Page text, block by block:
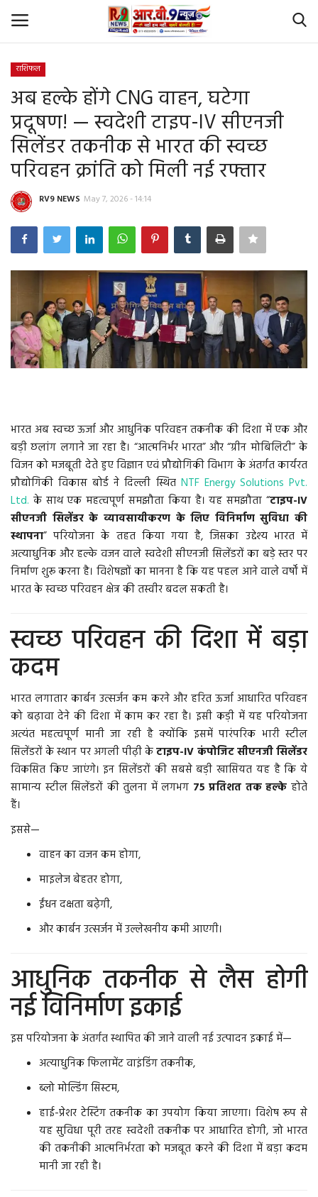
Login
Home
Id Card Verification
About Us
Contact
YouTube
राष्‍ट्रीय
वीडियो
राजनीति
मौसम समाचार
दिल्ली
उत्तर प्रदेश
व्यापार/रोजगार
महाराष्ट्र
More
बिहार
संस्कृति, धर्म और आस्था
राशिफल
राशिफल
अब हल्के होंगे CNG वाहन, घटेगा
प्रदूषण! — स्वदेशी टाइप-IV सीएनजी
सिलेंडर तकनीक से भारत की स्वच्छ
परिवहन क्रांति को मिली नई रफ्तार
RV9 NEWS May 7, 2026 - 14:14
भारत अब स्वच्छ ऊर्जा और आधुनिक परिवहन तकनीक की दिशा में एक और
बड़ी छलांग लगाने जा रहा है। “आत्मनिर्भर भारत” और “ग्रीन मोबिलिटी” के
विजन को मजबूती देते हुए विज्ञान एवं प्रौद्योगिकी विभाग के अंतर्गत कार्यरत
प्रौद्योगिकी विकास बोर्ड ने दिल्ली स्थित NTF Energy Solutions Pvt.
Ltd. के साथ एक महत्वपूर्ण समझौता किया है। यह समझौता “टाइप-IV
सीएनजी सिलेंडर के व्यावसायीकरण के लिए विनिर्माण सुविधा की
स्थापना” परियोजना के तहत किया गया है, जिसका उद्देश्य भारत में
अत्याधुनिक और हल्के वजन वाले स्वदेशी सीएनजी सिलेंडरों का बड़े स्तर पर
निर्माण शुरू करना है। विशेषज्ञों का मानना है कि यह पहल आने वाले वर्षों में
भारत के स्वच्छ परिवहन क्षेत्र की तस्वीर बदल सकती है।
स्वच्छ परिवहन की दिशा में बड़ा
कदम
भारत लगातार कार्बन उत्सर्जन कम करने और हरित ऊर्जा आधारित परिवहन
को बढ़ावा देने की दिशा में काम कर रहा है। इसी कड़ी में यह परियोजना
अत्यंत महत्वपूर्ण मानी जा रही है क्योंकि इसमें पारंपरिक भारी स्टील
सिलेंडरों के स्थान पर अगली पीढ़ी केटाइप-IV कंपोजिट सीएनजी सिलेंडर
विकसित किए जाएंगे। इन सिलेंडरों की सबसे बड़ी खासियत यह है कि ये
सामान्य स्टील सिलेंडरों की तुलना में लगभग 75 प्रतिशत तक हल्के होते
हैं।
इससे—
वाहन का वजन कम होगा,
माइलेज बेहतर होगा,
ईंधन दक्षता बढ़ेगी,
और कार्बन उत्सर्जन में उल्लेखनीय कमी आएगी।
आधुनिक तकनीक से लैस होगी
नई विनिर्माण इकाई
इस परियोजना के अंतर्गत स्थापित की जाने वाली नई उत्पादन इकाई में—
अत्याधुनिक फिलामेंट वाइंडिंग तकनीक,
ब्लो मोल्डिंग सिस्टम,
हाई-प्रेशर टेस्टिंग तकनीक का उपयोग किया जाएगा। विशेष रूप से
यह सुविधा पूरी तरह स्वदेशी तकनीक पर आधारित होगी, जो भारत
की तकनीकी आत्मनिर्भरता को मजबूत करने की दिशा में बड़ा कदम
मानी जा रही है।